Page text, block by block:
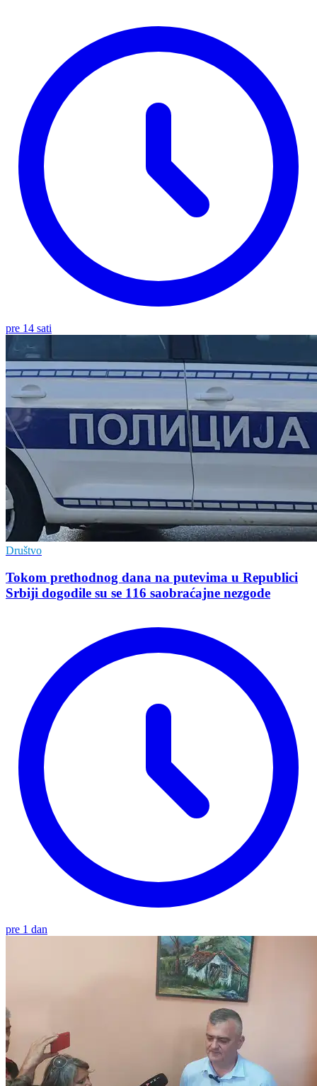
pre 14 sati
Društvo
Tokom prethodnog dana na putevima u Republici
Srbiji dogodile su se 116 saobraćajne nezgode
pre 1 dan